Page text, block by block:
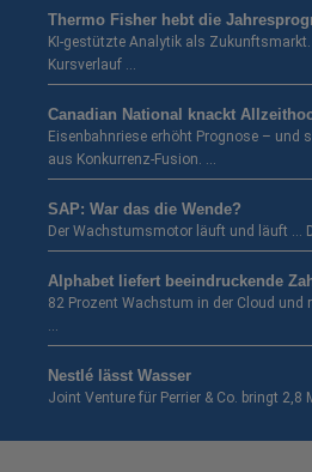
Thermo Fisher hebt die
KI-gestützte Analytik als
Kursverlauf …
Canadian National knackt
Eisenbahnriese erhöht Prognose – und
aus Konkurrenz-Fusion. …
SAP: War das die Wende?
Der Wachstumsmotor läuft und läuft …
Alphabet liefert beeindruckende
82 Prozent Wachstum in der Cloud und
…
Nestlé lässt Wasser
Joint Venture für Perrier & Co. bringt 2,8